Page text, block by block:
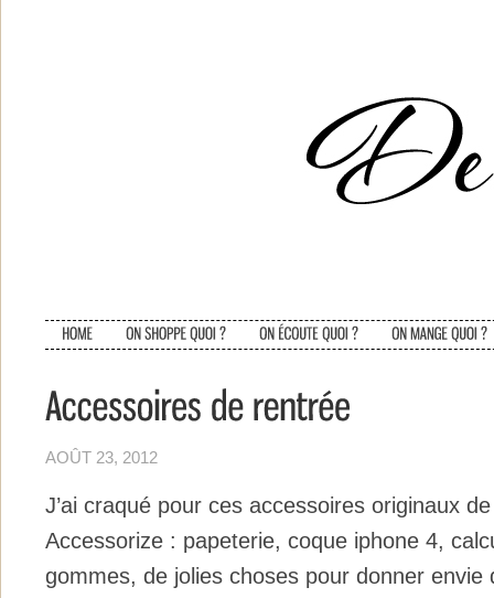
AOÛT 23, 2012
J’ai craqué pour ces accessoires originaux
Accessorize : papeterie, coque iphone 4,
gommes, de jolies choses pour donner envie